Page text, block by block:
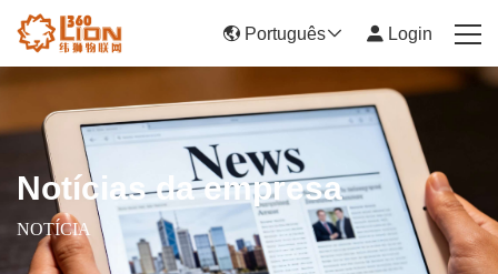
Serviços
Notícia
Sócios
Português Login
Notícias da empresa
NOTÍCIA